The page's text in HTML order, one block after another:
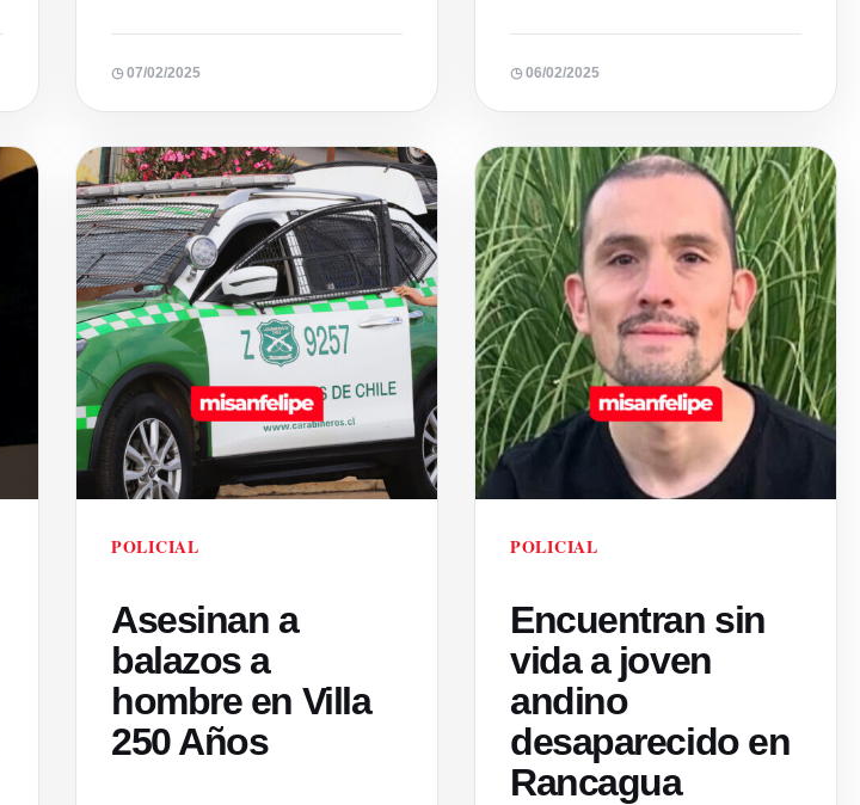
◷ 07/02/2025 ◷ 06/02/2025
POLICIAL
Asesinan a
balazos a
hombre en Villa
250 Años
POLICIAL
Encuentran sin
vida a joven
andino
desaparecido en
Rancagua